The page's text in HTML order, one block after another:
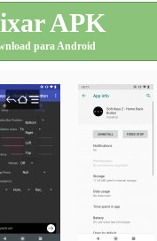
APK
para Android